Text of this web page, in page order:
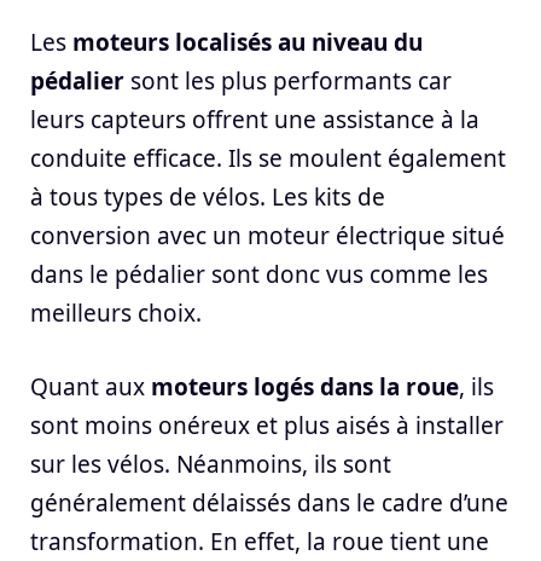
Les moteurs localisés au niveau du
pédalier sont les plus performants car
leurs capteurs offrent une assistance à la
conduite efficace. Ils se moulent également
à tous types de vélos. Les kits de
conversion avec un moteur électrique situé
dans le pédalier sont donc vus comme les
meilleurs choix.
Quant aux moteurs logés dans la roue, ils
sont moins onéreux et plus aisés à installer
sur les vélos. Néanmoins, ils sont
généralement délaissés dans le cadre d’une
transformation. En effet, la roue tient une